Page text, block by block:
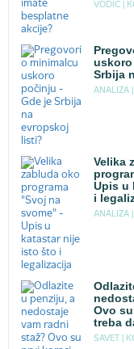
VODIC |
Srbija
ANALIZA |
Velika
Upis u
i
ANALIZA |
Ovo
treba
SAVET |